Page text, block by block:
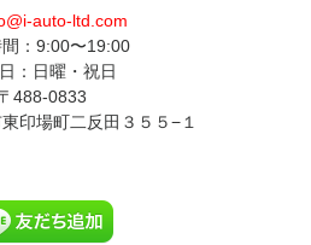
auto-ltd.com
：9:00〜19:00
：日曜・祝日
488-0833
印場町二反田３５５−１